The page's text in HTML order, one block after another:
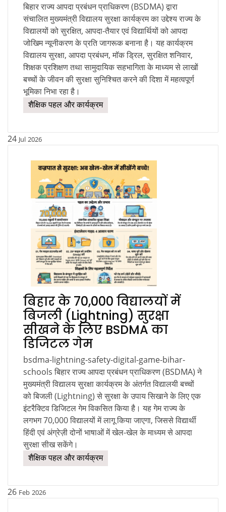
बिहार राज्य आपदा प्रबंधन प्राधिकरण (BSDMA) द्वारा
संचालित मुख्यमंत्री विद्यालय सुरक्षा कार्यक्रम का उद्देश्य राज्य के
विद्यालयों को सुरक्षित, आपदा-तैयार एवं विद्यार्थियों को आपदा
जोखिम न्यूनीकरण के प्रति जागरूक बनाना है। यह कार्यक्रम
विद्यालय सुरक्षा, आपदा प्रबंधन, मॉक ड्रिल, सुरक्षित शनिवार,
शिक्षक प्रशिक्षण तथा सामुदायिक सहभागिता के माध्यम से लाखों
बच्चों के जीवन की सुरक्षा सुनिश्चित करने की दिशा में महत्वपूर्ण
भूमिका निभा रहा है।
शैक्षिक पहल और कार्यक्रम
24 Jul 2026
बिहार के 70,000 विद्यालयों में
बिजली (Lightning) सुरक्षा
सीखने के लिए BSDMA का
डिजिटल गेम
bsdma-lightning-safety-digital-game-bihar-
schools बिहार राज्य आपदा प्रबंधन प्राधिकरण (BSDMA) ने
मुख्यमंत्री विद्यालय सुरक्षा कार्यक्रम के अंतर्गत विद्यालयी बच्चों
को बिजली (Lightning) से सुरक्षा के उपाय सिखाने के लिए एक
इंटरैक्टिव डिजिटल गेम विकसित किया है। यह गेम राज्य के
लगभग 70,000 विद्यालयों में लागू किया जाएगा, जिससे विद्यार्थी
हिंदी एवं अंग्रेज़ी दोनों भाषाओं में खेल-खेल के माध्यम से आपदा
सुरक्षा सीख सकेंगे।
शैक्षिक पहल और कार्यक्रम
26 Feb 2026